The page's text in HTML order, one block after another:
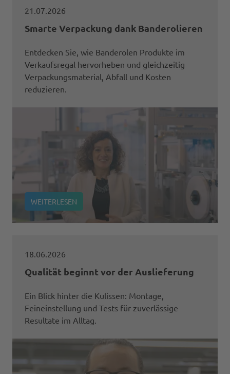
21.07.2026
Smarte Verpackung dank Banderolieren
Entdecken Sie, wie Banderolen Produkte im
Verkaufsregal hervorheben und gleichzeitig
Verpackungsmaterial, Abfall und Kosten
reduzieren.
WEITERLESEN
18.06.2026
Qualität beginnt vor der Auslieferung
Ein Blick hinter die Kulissen: Montage,
Feineinstellung und Tests für zuverlässige
Resultate im Alltag.